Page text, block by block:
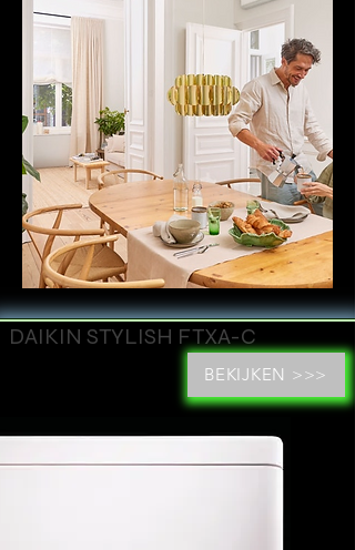
DAIKIN STYLISH FTXA-C
BEKIJKEN >>>